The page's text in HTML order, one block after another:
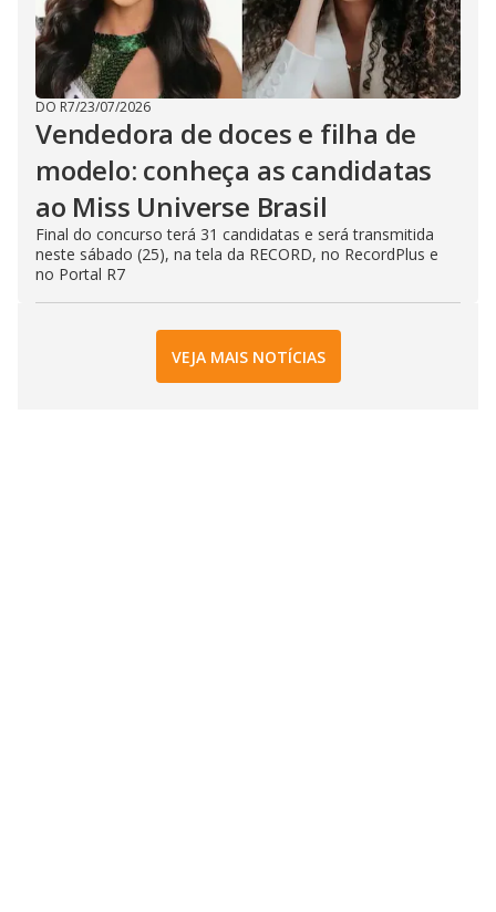
DO R7/23/07/2026
Vendedora de doces e filha de
modelo: conheça as candidatas
ao Miss Universe Brasil
Final do concurso terá 31 candidatas e será transmitida
neste sábado (25), na tela da RECORD, no RecordPlus e
no Portal R7
VEJA MAIS NOTÍCIAS